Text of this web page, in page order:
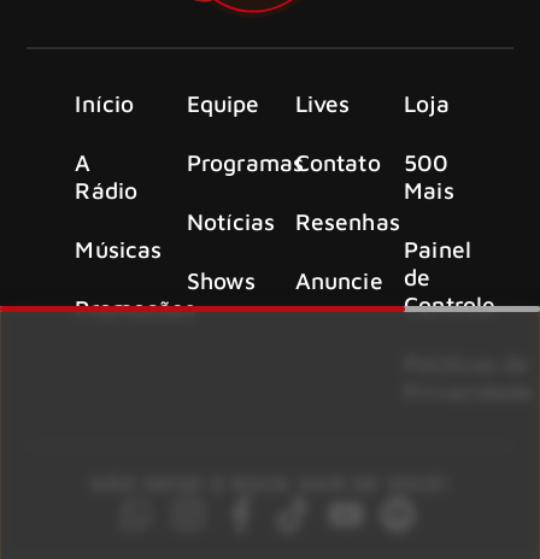
Início
A
Rádio
Músicas
Promoções
Equipe
Programas
Notícias
Shows
Lives
Contato
Resenhas
Anuncie
Loja
500
Mais
Painel
de
Controle